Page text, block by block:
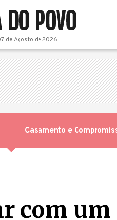
de Agosto de 2026.
Casamento e
com